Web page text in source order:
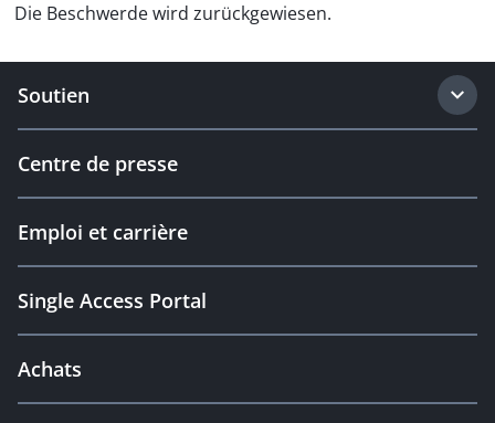
Die Beschwerde wird zurückgewiesen.
Soutien
Centre de presse
Emploi et carrière
Single Access Portal
Achats